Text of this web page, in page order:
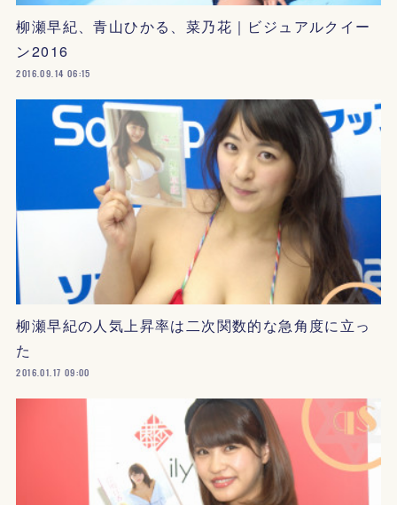
柳瀬早紀、青山ひかる、菜乃花｜ビジュアルクイー
ン2016
2016.09.14 06:15
柳瀬早紀の人気上昇率は二次関数的な急角度に立っ
た
2016.01.17 09:00